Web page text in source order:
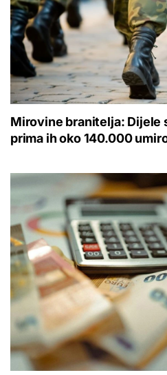
Mirovine branitelja: Dijele
prima ih oko 140.000